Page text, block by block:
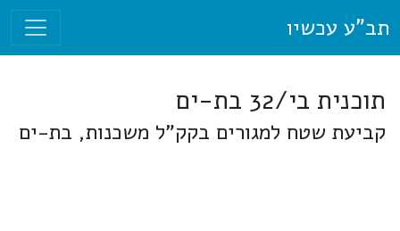
תב"ע עכשיו
תוכנית בי/32 בת-ים
קביעת שטח למגורים בקק"ל משכנות, בת-ים